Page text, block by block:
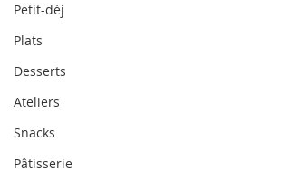
Petit-déj
Plats
Desserts
Ateliers
Snacks
Pâtisserie